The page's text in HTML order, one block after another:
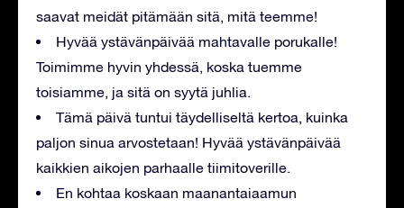
saavat meidät pitämään sitä, mitä teemme!
Hyvää ystävänpäivää mahtavalle porukalle!
Toimimme hyvin yhdessä, koska tuemme
toisiamme, ja sitä on syytä juhlia.
Tämä päivä tuntui täydelliseltä kertoa, kuinka
paljon sinua arvostetaan! Hyvää ystävänpäivää
kaikkien aikojen parhaalle tiimitoverille.
En kohtaa koskaan maanantaiaamun